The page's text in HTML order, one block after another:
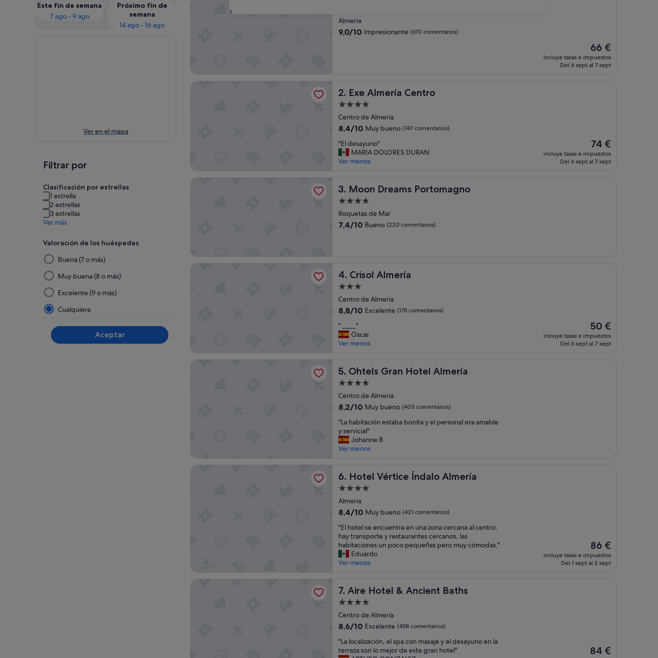
31
Este fin de semana
7 ago - 9 ago
Próximo fin de
semana
14 ago - 16 ago
Ver en el mapa
Filtrar por
Clasificación por estrellas
1 estrella
2 estrellas
3 estrellas
Ver más
Valoración de los huéspedes
Al
seleccionar
y
aplicar
un
filtro
este
grupo,
Buena (7 o más)
Muy buena (8 o más)
Excelente (9 o más)
Cualquiera
Aceptar
de
4.0 estrellas
Almeria
9.0
9,0/10 Impresionante (670 comentarios)
El
precio
actual
66 €
incluye tasas e impuestos
Del 6 sept al 7 sept
2. Exe Almería Centro
Exe Almería Centro
Alojamiento
de
4.0 estrellas
Centro de Almería
8.4
10,
Muy
bueno,
8,4/10 Muy bueno (747 comentarios)
"
E
l
s
y
u
n
"El desayuno"
MARIA DOLORES DURAN
Ver menos
El
precio
actual
74 €
incluye tasas e impuestos
Del 6 sept al 7 sept
3. Moon Dreams Portomagno
Moon Dreams Portomagno
Alojamiento
de
4.0 estrellas
Roquetas de Mar
7.4
7,4/10 Bueno (220 comentarios)
4. Crisol Almería
Crisol Almería
Alojamiento
de
3.0 estrellas
Centro de Almería
8.8
10,
Excelente,
(178 comentarios)
8,8/10 Excelente (178 comentarios)
"
_
_
"
" ____"
Oscar
Ver menos
El
precio
actual
50 €
incluye tasas e impuestos
Del 6 sept al 7 sept
5. Ohtels Gran Hotel Almería
Ohtels Gran Hotel Almería
Alojamiento
de
4.0 estrellas
Centro de Almería
8.2
10,
Muy
bueno,
(403 comentarios)
8,2/10 Muy bueno (403 comentarios)
"
L
a
h
i
a
c
i
n
e
s
a
b
n
i
t
y
e
"La habitación estaba bonita y el personal era amable
y servicial"
Johanne B
Ver menos
6. Hotel Vértice Índalo Almería
Hotel Vértice Índalo Almería
Alojamiento
de
4.0 estrellas
Almeria
8.4
10,
Muy
bueno,
(421 comentarios)
8,4/10 Muy bueno (421 comentarios)
"
E
l
h
o
l
e
e
n
u
e
"El hotel se encuentra en una zona cercana al centro,
hay transporte y restaurantes cercanos, las
habitaciones un poco pequeñas pero muy cómodas,"
Eduardo
Ver menos
El
precio
actual
86 €
incluye tasas e impuestos
Del 1 sept al 2 sept
7. Aire Hotel & Ancient Baths
Aire Hotel & Ancient Baths
Alojamiento
de
4.0 estrellas
Centro de Almería
8.6
10,
Excelente,
8,6/10 Excelente (458 comentarios)
"
L
"La localización, el spa con masaje y el desayuno en la
terraza son lo mejor de este gran hotel"
El
84 €